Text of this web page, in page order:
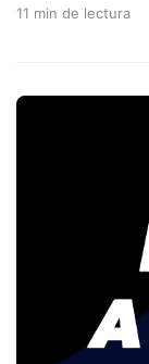
11 min de lectura